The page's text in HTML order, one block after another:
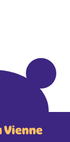
Vienne